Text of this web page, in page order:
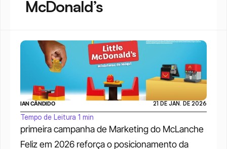
McDonald’s
primeira campanha de Marketing do McLanche
Feliz em 2026 reforça o posicionamento da
IAN CÂNDIDO 21 DE JAN. DE 2026
Tempo de Leitura 1 min